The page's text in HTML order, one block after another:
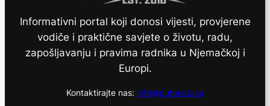
Informativni portal koji donosi vijesti, provjerene
vodiče i praktične savjete o životu, radu,
zapošljavanju i pravima radnika u Njemačkoj i
Europi.
Kontaktirajte nas: info@putokaz.eu